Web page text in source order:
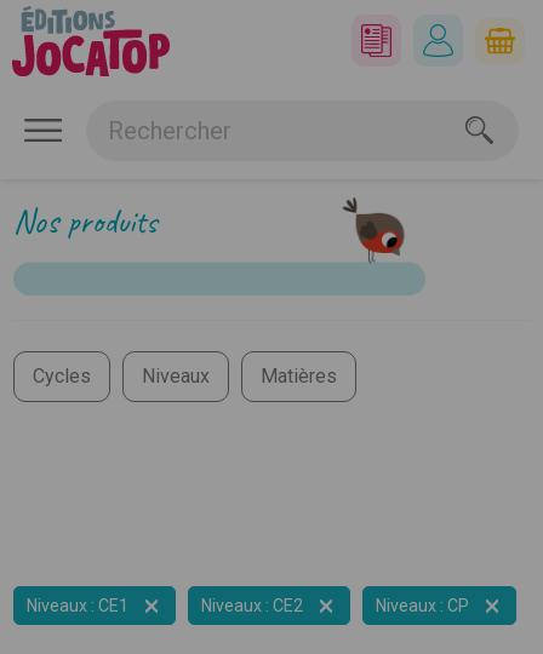
Nos produits
Cycles Niveaux Matières
Niveaux : CE1  Niveaux : CE2  Niveaux : CP 